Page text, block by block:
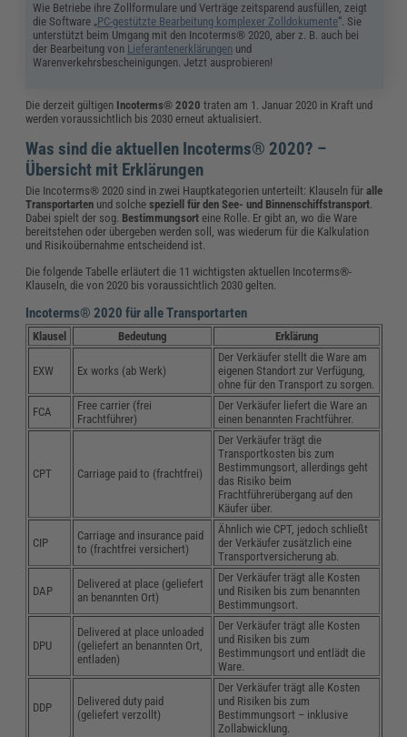
Wie Betriebe ihre Zollformulare und Verträge zeitsparend ausfüllen, zeigt
die Software „PC-gestützte Bearbeitung komplexer Zolldokumente“. Sie
unterstützt beim Umgang mit den Incoterms® 2020, aber z. B. auch bei
der Bearbeitung von Lieferantenerklärungen und
Warenverkehrsbescheinigungen. Jetzt ausprobieren!
Die derzeit gültigen Incoterms® 2020 traten am 1. Januar 2020 in Kraft und
werden voraussichtlich bis 2030 erneut aktualisiert.
Was sind die aktuellen Incoterms® 2020? –
Übersicht mit Erklärungen
Die Incoterms® 2020 sind in zwei Hauptkategorien unterteilt: Klauseln füralle
Transportarten und solchespeziell für den See- und Binnenschiffstransport.
Dabei spielt der sog. Bestimmungsorteine Rolle. Er gibt an, wo die Ware
bereitstehen oder übergeben werden soll, was wiederum für die Kalkulation
und Risikoübernahme entscheidend ist.
Die folgende Tabelle erläutert die 11 wichtigsten aktuellen Incoterms®-
Klauseln, die von 2020 bis voraussichtlich 2030 gelten.
Incoterms® 2020 für alle Transportarten
Klausel Bedeutung Erklärung
EXW Ex works (ab Werk)
Der Verkäufer stellt die Ware am
eigenen Standort zur Verfügung,
ohne für den Transport zu sorgen.
FCA
Free carrier (frei
Frachtführer)
Der Verkäufer liefert die Ware an
einen benannten Frachtführer.
CPT Carriage paid to (frachtfrei)
Der Verkäufer trägt die
Transportkosten bis zum
Bestimmungsort, allerdings geht
das Risiko beim
Frachtführerübergang auf den
Käufer über.
CIP
Carriage and insurance paid
to (frachtfrei versichert)
Ähnlich wie CPT, jedoch schließt
der Verkäufer zusätzlich eine
Transportversicherung ab.
DAP
Delivered at place (geliefert
an benannten Ort)
Der Verkäufer trägt alle Kosten
und Risiken bis zum benannten
Bestimmungsort.
DPU
Delivered at place unloaded
(geliefert an benannten Ort,
entladen)
Der Verkäufer trägt alle Kosten
und Risiken bis zum
Bestimmungsort und entlädt die
Ware.
DDP
Delivered duty paid
(geliefert verzollt)
Der Verkäufer trägt alle Kosten
und Risiken bis zum
Bestimmungsort – inklusive
Zollabwicklung.